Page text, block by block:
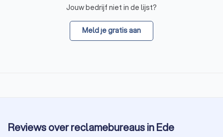
Jouw bedrijf niet in de lijst?
Meld je gratis aan
Reviews over reclamebureaus in Ede